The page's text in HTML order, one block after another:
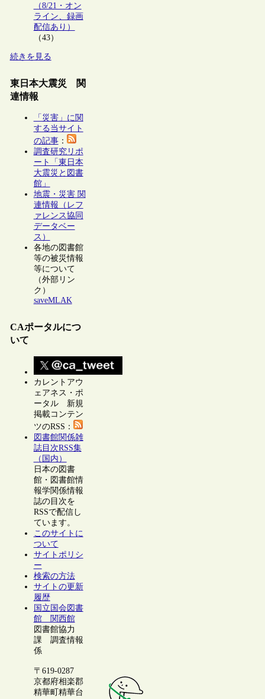
（8/21・オン
ライン、録画
配信あり）
（43）
続きを見る
東日本大震災 関
連情報
「災害」に関
する当サイト
の記事：
調査研究リポ
ート「東日本
大震災と図書
館」
地震・災害 関
連情報（レフ
ァレンス協同
データベー
ス）
各地の図書館
等の被災情報
等について
（外部リン
ク）
saveMLAK
CAポータルにつ
いて
カレントアウ
ェアネス・ポ
ータル 新規
掲載コンテン
ツのRSS：
図書館関係雑
誌目次RSS集
（国内）
日本の図書
館・図書館情
報学関係情報
誌の目次を
RSSで配信し
ています。
このサイトに
ついて
サイトポリシ
ー
検索の方法
サイトの更新
履歴
国立国会図書
館 関西館
図書館協力
課 調査情報
係
〒619-0287
京都府相楽郡
精華町精華台